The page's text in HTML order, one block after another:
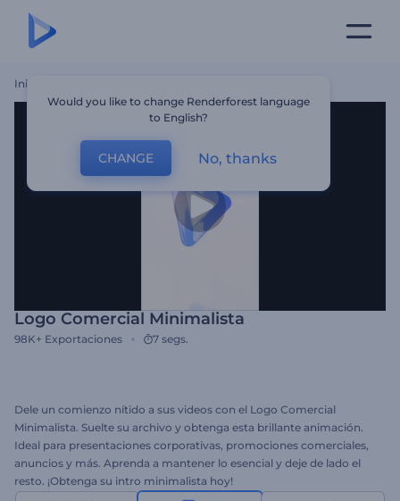
Inicio
Logo Comercial Minimalista
98K+ Exportaciones 7 segs.
Dele un comienzo nítido a sus videos con el Logo Comercial
Minimalista. Suelte su archivo y obtenga esta brillante animación.
Ideal para presentaciones corporativas, promociones comerciales,
anuncios y más. Aprenda a mantener lo esencial y deje de lado el
resto. ¡Obtenga su intro minimalista hoy!
Would you like to change Renderforest language
to English?
CHANGE No, thanks